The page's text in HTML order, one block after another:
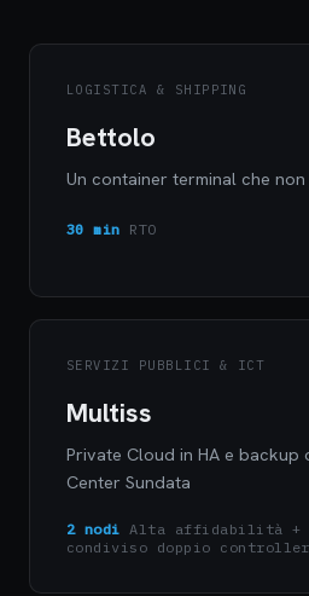
LOGISTICA & SHIPPING
Bettolo
Un container terminal che non
30 min RTO
SERVIZI PUBBLICI & ICT
Multiss
Private Cloud in HA e backup
Center Sundata
2 nodi Alta affidabilità +
condiviso doppio controller